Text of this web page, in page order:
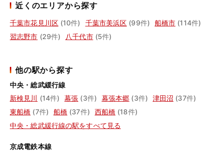
近くのエリアから探す
千葉市花見川区 (10件) 千葉市美浜区 (99件) 船橋市 (114件)
習志野市 (29件) 八千代市 (5件)
他の駅から探す
中央・総武緩行線
新検見川 (14件) 幕張 (3件) 幕張本郷 (3件) 津田沼 (37件)
東船橋 (7件) 船橋 (37件) 西船橋 (18件)
中央・総武緩行線の駅をすべて見る
京成電鉄本線